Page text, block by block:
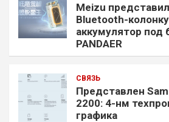
Meizu
Bluetooth-
аккумулятор под
PANDAER
СВЯЗЬ
Представлен
2200: 4-нм
графика